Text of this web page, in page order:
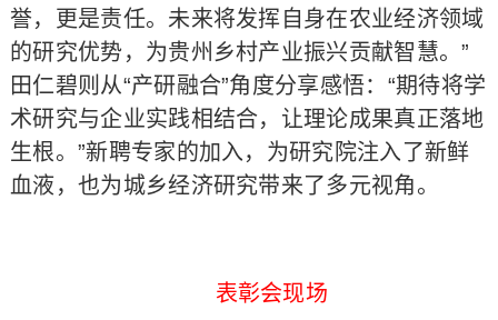
誉，更是责任。未来将发挥自身在农业经济领域
的研究优势，为贵州乡村产业振兴贡献智慧。”
田仁碧则从“产研融合”角度分享感悟：“期待将学
术研究与企业实践相结合，让理论成果真正落地
生根。”新聘专家的加入，为研究院注入了新鲜
血液，也为城乡经济研究带来了多元视角。
表彰会现场